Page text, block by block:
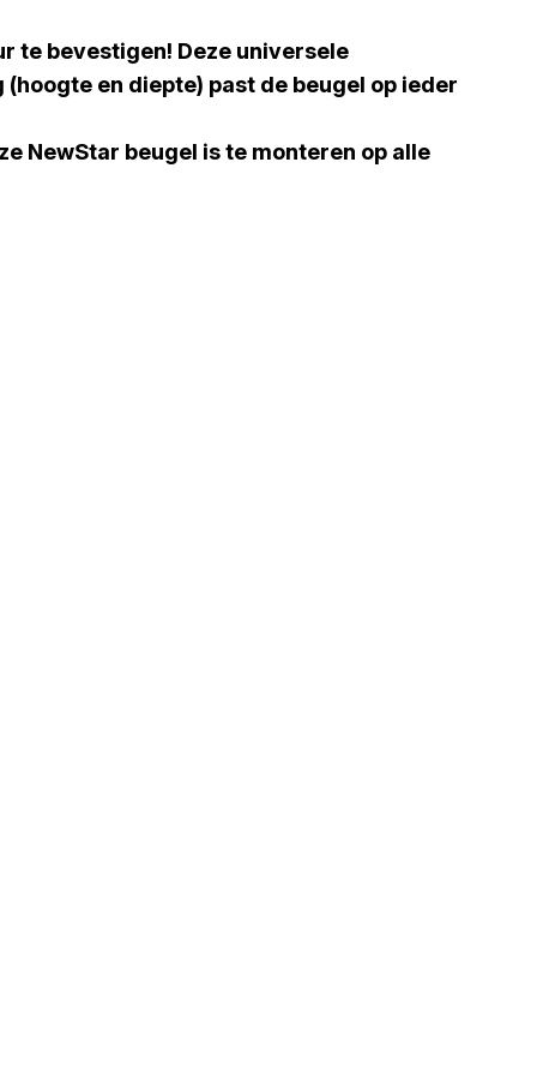
te bevestigen! Deze universele
en diepte) past de beugel op ieder
NewStar beugel is te monteren op alle